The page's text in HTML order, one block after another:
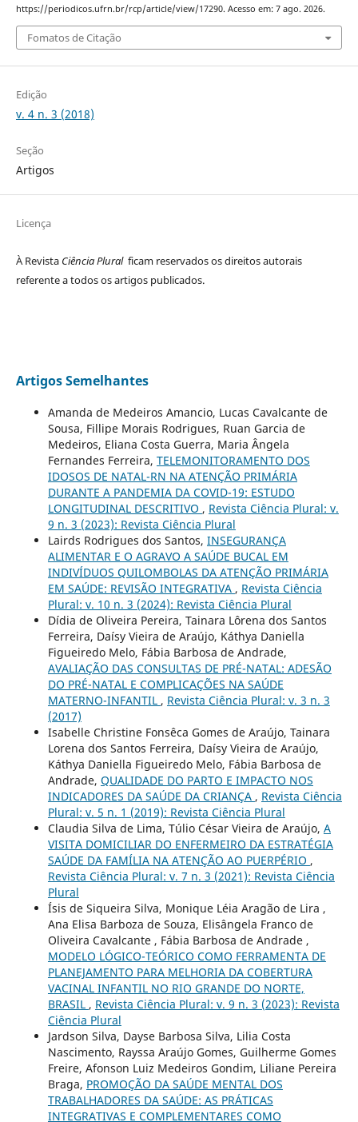
https://periodicos.ufrn.br/rcp/article/view/17290. Acesso em: 7 ago. 2026.
Fomatos de Citação
Edição
v. 4 n. 3 (2018)
Seção
Artigos
Licença
À Revista Ciência Plural ficam reservados os direitos autorais
referente a todos os artigos publicados.
Artigos Semelhantes
Amanda de Medeiros Amancio, Lucas Cavalcante de
Sousa, Fillipe Morais Rodrigues, Ruan Garcia de
Medeiros, Eliana Costa Guerra, Maria Ângela
Fernandes Ferreira, TELEMONITORAMENTO DOS
IDOSOS DE NATAL-RN NA ATENÇÃO PRIMÁRIA
DURANTE A PANDEMIA DA COVID-19: ESTUDO
LONGITUDINAL DESCRITIVO , Revista Ciência Plural: v.
9 n. 3 (2023): Revista Ciência Plural
Lairds Rodrigues dos Santos, INSEGURANÇA
ALIMENTAR E O AGRAVO A SAÚDE BUCAL EM
INDIVÍDUOS QUILOMBOLAS DA ATENÇÃO PRIMÁRIA
EM SAÚDE: REVISÃO INTEGRATIVA , Revista Ciência
Plural: v. 10 n. 3 (2024): Revista Ciência Plural
Dídia de Oliveira Pereira, Tainara Lôrena dos Santos
Ferreira, Daísy Vieira de Araújo, Káthya Daniella
Figueiredo Melo, Fábia Barbosa de Andrade,
AVALIAÇÃO DAS CONSULTAS DE PRÉ-NATAL: ADESÃO
DO PRÉ-NATAL E COMPLICAÇÕES NA SAÚDE
MATERNO-INFANTIL , Revista Ciência Plural: v. 3 n. 3
(2017)
Isabelle Christine Fonsêca Gomes de Araújo, Tainara
Lorena dos Santos Ferreira, Daísy Vieira de Araújo,
Káthya Daniella Figueiredo Melo, Fábia Barbosa de
Andrade, QUALIDADE DO PARTO E IMPACTO NOS
INDICADORES DA SAÚDE DA CRIANÇA , Revista Ciência
Plural: v. 5 n. 1 (2019): Revista Ciência Plural
Claudia Silva de Lima, Túlio César Vieira de Araújo, A
VISITA DOMICILIAR DO ENFERMEIRO DA ESTRATÉGIA
SAÚDE DA FAMÍLIA NA ATENÇÃO AO PUERPÉRIO ,
Revista Ciência Plural: v. 7 n. 3 (2021): Revista Ciência
Plural
Ísis de Siqueira Silva, Monique Léia Aragão de Lira ,
Ana Elisa Barboza de Souza, Elisângela Franco de
Oliveira Cavalcante , Fábia Barbosa de Andrade ,
MODELO LÓGICO-TEÓRICO COMO FERRAMENTA DE
PLANEJAMENTO PARA MELHORIA DA COBERTURA
VACINAL INFANTIL NO RIO GRANDE DO NORTE,
BRASIL , Revista Ciência Plural: v. 9 n. 3 (2023): Revista
Ciência Plural
Jardson Silva, Dayse Barbosa Silva, Lilia Costa
Nascimento, Rayssa Araújo Gomes, Guilherme Gomes
Freire, Afonson Luiz Medeiros Gondim, Liliane Pereira
Braga, PROMOÇÃO DA SAÚDE MENTAL DOS
TRABALHADORES DA SAÚDE: AS PRÁTICAS
INTEGRATIVAS E COMPLEMENTARES COMO